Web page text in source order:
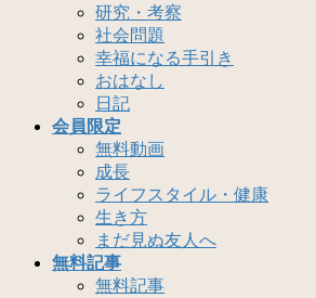
研究・考察
社会問題
幸福になる手引き
おはなし
日記
会員限定
無料動画
成長
ライフスタイル・健康
生き方
まだ見ぬ友人へ
無料記事
無料記事